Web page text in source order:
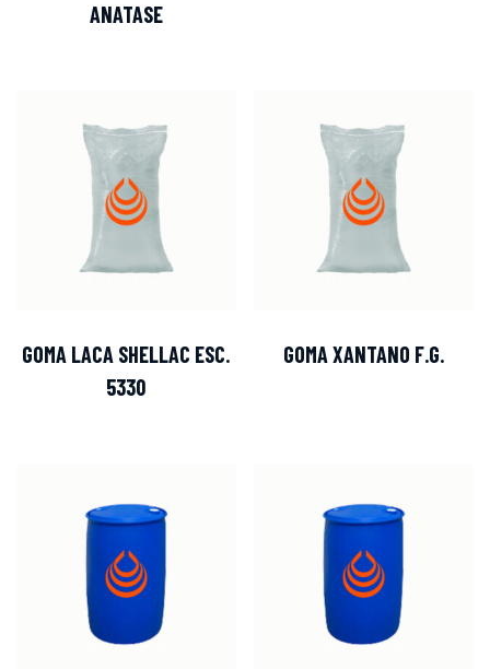
ANATASE
GOMA LACA SHELLAC ESC.
5330
GOMA XANTANO F.G.